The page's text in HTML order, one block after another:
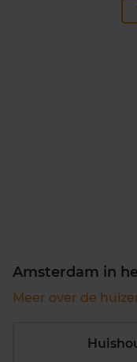
Amsterdam in
Meer over de